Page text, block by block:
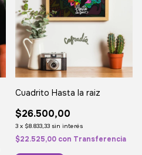
Cuadrito Hasta la raiz
$26.500,00
3 x $8.833,33 sin interés
$22.525,00 con Transferencia